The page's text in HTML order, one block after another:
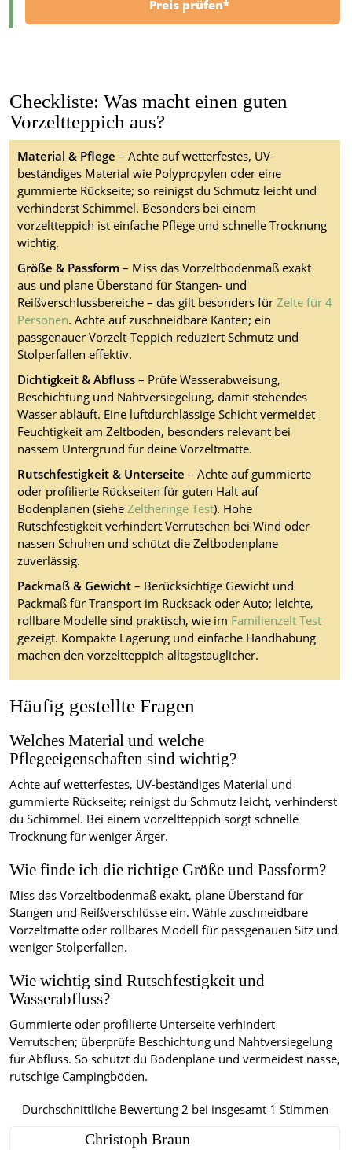
Preis prüfen*
Checkliste: Was macht einen guten
Vorzeltteppich aus?
Material & Pflege – Achte auf wetterfestes, UV-
beständiges Material wie Polypropylen oder eine
gummierte Rückseite; so reinigst du Schmutz leicht und
verhinderst Schimmel. Besonders bei einem
vorzeltteppich ist einfache Pflege und schnelle Trocknung
wichtig.
Größe & Passform– Miss das Vorzeltbodenmaß exakt
aus und plane Überstand für Stangen- und
Reißverschlussbereiche – das gilt besonders fürZelte für 4
Personen. Achte auf zuschneidbare Kanten; ein
passgenauer Vorzelt-Teppich reduziert Schmutz und
Stolperfallen effektiv.
Dichtigkeit & Abfluss– Prüfe Wasserabweisung,
Beschichtung und Nahtversiegelung, damit stehendes
Wasser abläuft. Eine luftdurchlässige Schicht vermeidet
Feuchtigkeit am Zeltboden, besonders relevant bei
nassem Untergrund für deine Vorzeltmatte.
Rutschfestigkeit & Unterseite – Achte auf gummierte
oder profilierte Rückseiten für guten Halt auf
Bodenplanen (sieheZeltheringe Test). Hohe
Rutschfestigkeit verhindert Verrutschen bei Wind oder
nassen Schuhen und schützt die Zeltbodenplane
zuverlässig.
Packmaß & Gewicht– Berücksichtige Gewicht und
Packmaß für Transport im Rucksack oder Auto; leichte,
rollbare Modelle sind praktisch, wie im Familienzelt Test
gezeigt. Kompakte Lagerung und einfache Handhabung
machen den vorzeltteppich alltagstauglicher.
Häufig gestellte Fragen
Welches Material und welche
Pflegeeigenschaften sind wichtig?
Achte auf wetterfestes, UV-beständiges Material und
gummierte Rückseite; reinigst du Schmutz leicht, verhinderst
du Schimmel. Bei einem vorzeltteppich sorgt schnelle
Trocknung für weniger Ärger.
Wie finde ich die richtige Größe und Passform?
Miss das Vorzeltbodenmaß exakt, plane Überstand für
Stangen und Reißverschlüsse ein. Wähle zuschneidbare
Vorzeltmatte oder rollbares Modell für passgenauen Sitz und
weniger Stolperfallen.
Wie wichtig sind Rutschfestigkeit und
Wasserabfluss?
Gummierte oder profilierte Unterseite verhindert
Verrutschen; überprüfe Beschichtung und Nahtversiegelung
für Abfluss. So schützt du Bodenplane und vermeidest nasse,
rutschige Campingböden.
Durchschnittliche Bewertung2 bei insgesamt 1 Stimmen
Christoph Braun